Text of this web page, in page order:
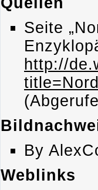
Seite
http://
By
Weblinks